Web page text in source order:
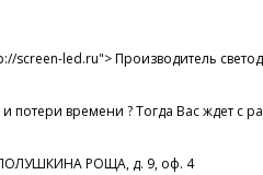
screen-led.ru"> Производитель
потери времени ? Тогда Вас ждет с
РОЩА, д. 9, оф. 4